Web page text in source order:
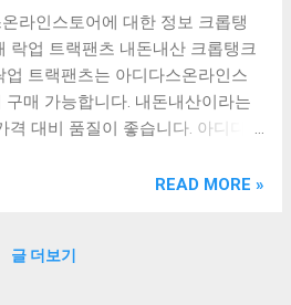
결정이 많이 어려우시죠? 특히 블
고를 때는 더 고민이 많을 수 밖에
상세스펙 과 가격 을 꼼꼼히 비교
위 추천 해드릴게요. 특가상품 보
콘 멀티페어링 스마트폰 태블릿
라인스토어에 대한 정보 크롭탱
락업 트랙팬츠 내돈내산 크롭탱크
업 트랙팬츠는 아디다스온라인스
구매 가능합니다. 내돈내산이라는
격 대비 품질이 좋습니다. 아디다스
스토어와 나이키에서 함께 구매 가
토어 60세일로 패딩 구입하기 아디
READ MORE »
글 더보기